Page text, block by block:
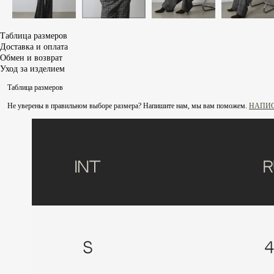
Таблица размеров
Доставка и оплата
Обмен и возврат
Уход за изделием
Таблица размеров
Не уверены в правильном выборе размера? Напишите нам, мы вам поможем.